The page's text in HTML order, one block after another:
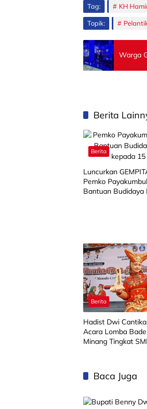
Tag: KH
Topik:
Warga
Berita
Berita
Luncurkan
Pemko
Bantuan Budidaya
Berita
Hadist Dwi
Acara Lomba
Minang Tingkat
Baca Juga